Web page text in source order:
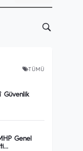
TÜMÜ
Güvenlik
Genel